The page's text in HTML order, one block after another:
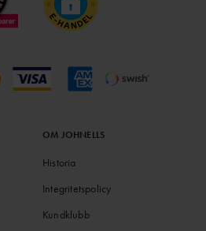
OM JOHNELLS
Historia
Integritetspolicy
Kundklubb